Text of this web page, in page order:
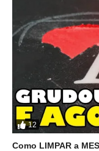
12
Como LIMPAR a